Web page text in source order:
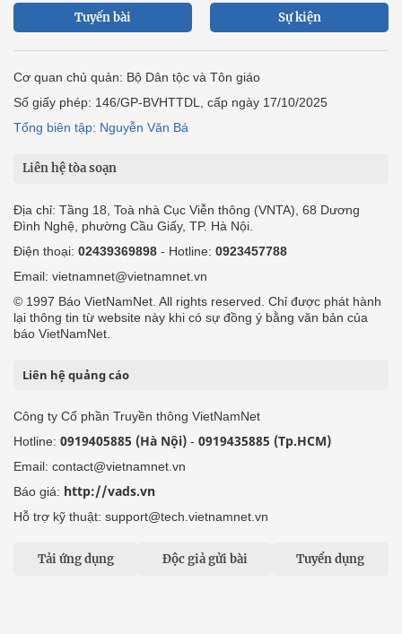
Tuyến bài Sự kiện
Cơ quan chủ quản: Bộ Dân tộc và Tôn giáo
Số giấy phép: 146/GP-BVHTTDL, cấp ngày 17/10/2025
Tổng biên tập: Nguyễn Văn Bá
Liên hệ tòa soạn
Địa chỉ: Tầng 18, Toà nhà Cục Viễn thông (VNTA), 68 Dương
Đình Nghệ, phường Cầu Giấy, TP. Hà Nội.
Điện thoại: 02439369898 - Hotline: 0923457788
Email: vietnamnet@vietnamnet.vn
© 1997 Báo VietNamNet. All rights reserved. Chỉ được phát hành
lại thông tin từ website này khi có sự đồng ý bằng văn bản của
báo VietNamNet.
Liên hệ quảng cáo
Công ty Cổ phần Truyền thông VietNamNet
Hotline: 0919405885 (Hà Nội) - 0919435885 (Tp.HCM)
Email: contact@vietnamnet.vn
Báo giá: http://vads.vn
Hỗ trợ kỹ thuật: support@tech.vietnamnet.vn
Tải ứng dụng Độc giả gửi bài Tuyển dụng